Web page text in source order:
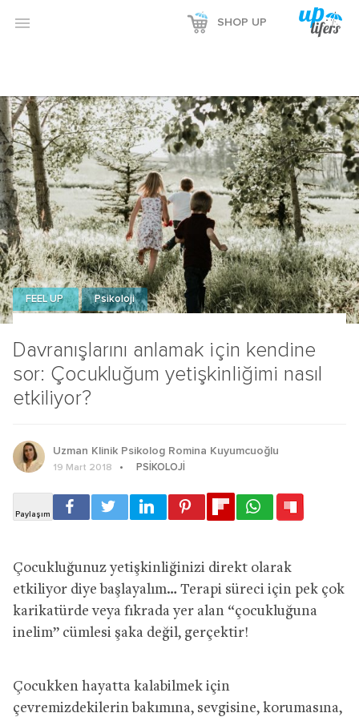
 SHOP UP
Davranışlarını anlamak için kendine
sor: Çocukluğum yetişkinliğimi nasıl
etkiliyor?
FEEL UP Psikoloji
Uzman Klinik Psikolog Romina Kuyumcuoğlu
19 Mart 2018 PSIKOLOJI
Çocukluğunuz yetişkinliğinizi direkt olarak
etkiliyor diye başlayalım… Terapi süreci için pek çok
karikatürde veya fıkrada yer alan “çocukluğuna
inelim” cümlesi şaka değil, gerçektir!
Çocukken hayatta kalabilmek için
çevremizdekilerin bakımına, sevgisine, korumasına,